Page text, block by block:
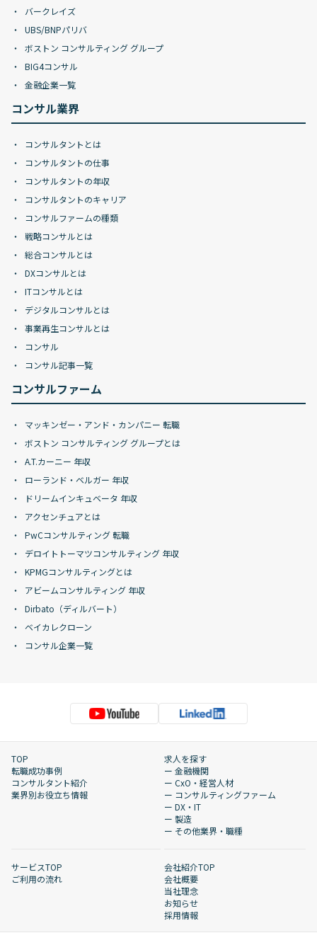
バークレイズ
UBS/BNPパリバ
ボストン コンサルティング グループ
BIG4コンサル
金融企業一覧
コンサル業界
コンサルタントとは
コンサルタントの仕事
コンサルタントの年収
コンサルタントのキャリア
コンサルファームの種類
戦略コンサルとは
総合コンサルとは
DXコンサルとは
ITコンサルとは
デジタルコンサルとは
事業再生コンサルとは
コンサル
コンサル記事一覧
コンサルファーム
マッキンゼー・アンド・カンパニー 転職
ボストン コンサルティング グループとは
A.T.カーニー 年収
ローランド・ベルガー 年収
ドリームインキュベータ 年収
アクセンチュアとは
PwCコンサルティング 転職
デロイトトーマツコンサルティング 年収
KPMGコンサルティングとは
アビームコンサルティング 年収
Dirbato（ディルバート）
ベイカレクローン
コンサル企業一覧
TOP
転職成功事例
コンサルタント紹介
業界別お役立ち情報
求人を探す
ー 金融機関
ー CxO・経営人材
ー コンサルティングファーム
ー DX・IT
ー 製造
ー その他業界・職種
サービスTOP
ご利用の流れ
会社紹介TOP
会社概要
当社理念
お知らせ
採用情報